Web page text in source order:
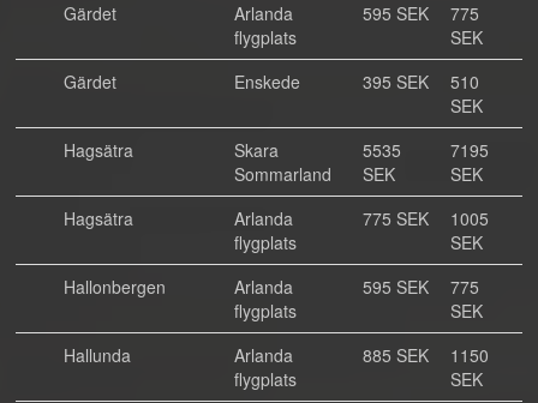
Gärdet
Arlanda
flygplats
595 SEK
775
SEK
Gärdet
Enskede 395 SEK
510
SEK
Hagsätra
Skara
Sommarland
5535
SEK
7195
SEK
Hagsätra
Arlanda
flygplats
775 SEK
1005
SEK
Hallonbergen
Arlanda
flygplats
595 SEK
775
SEK
Hallunda
Arlanda
flygplats
885 SEK
1150
SEK